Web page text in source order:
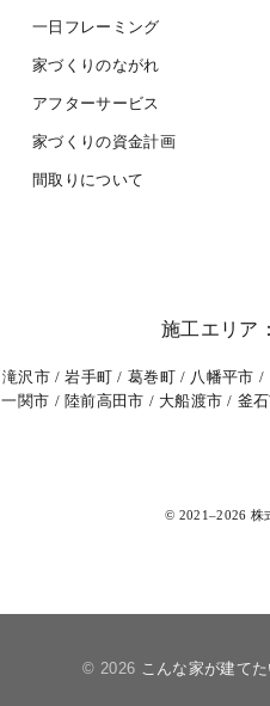
一日フレーミング
家づくりのながれ
アフターサービス
家づくりの資金計画
間取りについて
施工エリア
滝沢市 岩手町 葛巻町 八幡平市
一関市 陸前高田市 大船渡市 釜
© 2021–2026 株
© 2026 こんな家が建てた